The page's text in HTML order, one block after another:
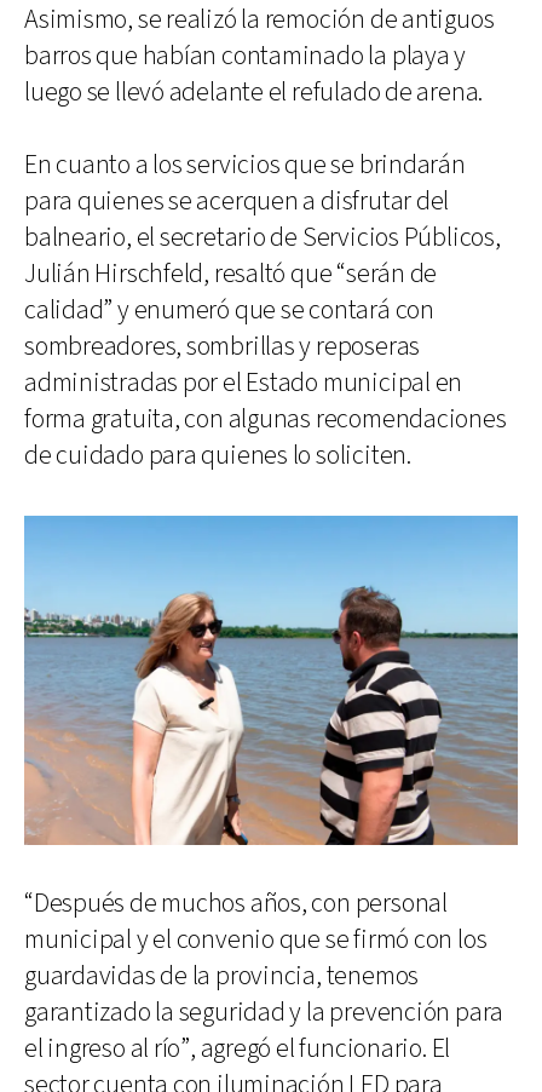
Asimismo, se realizó la remoción de antiguos
barros que habían contaminado la playa y
luego se llevó adelante el refulado de arena.
En cuanto a los servicios que se brindarán
para quienes se acerquen a disfrutar del
balneario, el secretario de Servicios Públicos,
Julián Hirschfeld, resaltó que “serán de
calidad” y enumeró que se contará con
sombreadores, sombrillas y reposeras
administradas por el Estado municipal en
forma gratuita, con algunas recomendaciones
de cuidado para quienes lo soliciten.
“Después de muchos años, con personal
municipal y el convenio que se firmó con los
guardavidas de la provincia, tenemos
garantizado la seguridad y la prevención para
el ingreso al río”, agregó el funcionario. El
sector cuenta con iluminación LED para